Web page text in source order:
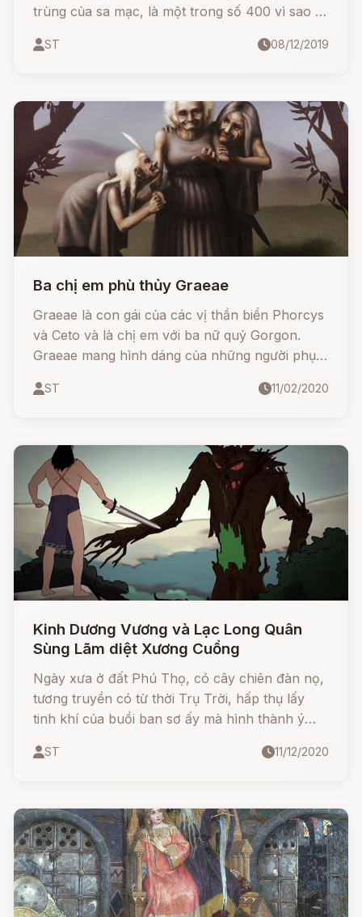
trùng của sa mạc, là một trong số 400 vì sao là
mặt trời Huitzilopochtli.
ST 08/12/2019
Ba chị em phù thủy Graeae
Graeae là con gái của các vị thần biển Phorcys
và Ceto và là chị em với ba nữ quỷ Gorgon.
Graeae mang hình dáng của những người phụ
ST 11/02/2020
Kinh Dương Vương và Lạc Long Quân
Sùng Lãm diệt Xương Cuồng
Ngày xưa ở đất Phú Thọ, có cây chiên đàn nọ,
tương truyền có từ thời Trụ Trời, hấp thụ lấy
tinh khí của buổi ban sơ ấy mà hình thành ý
ST 11/12/2020